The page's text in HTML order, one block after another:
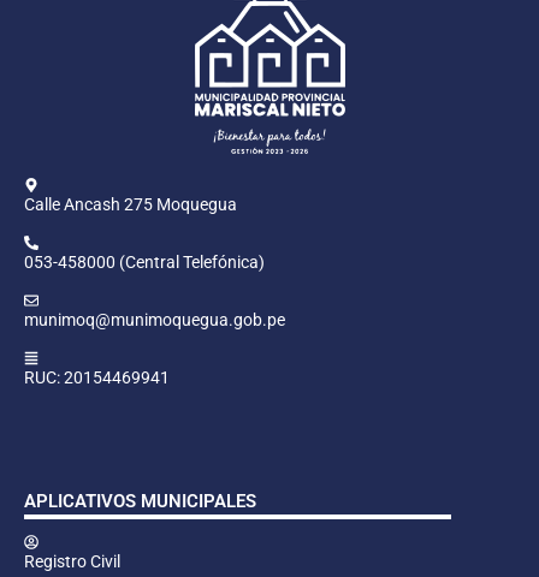
Calle Ancash 275 Moquegua
053-458000 (Central Telefónica)
munimoq@munimoquegua.gob.pe
RUC: 20154469941
APLICATIVOS MUNICIPALES
Registro Civil